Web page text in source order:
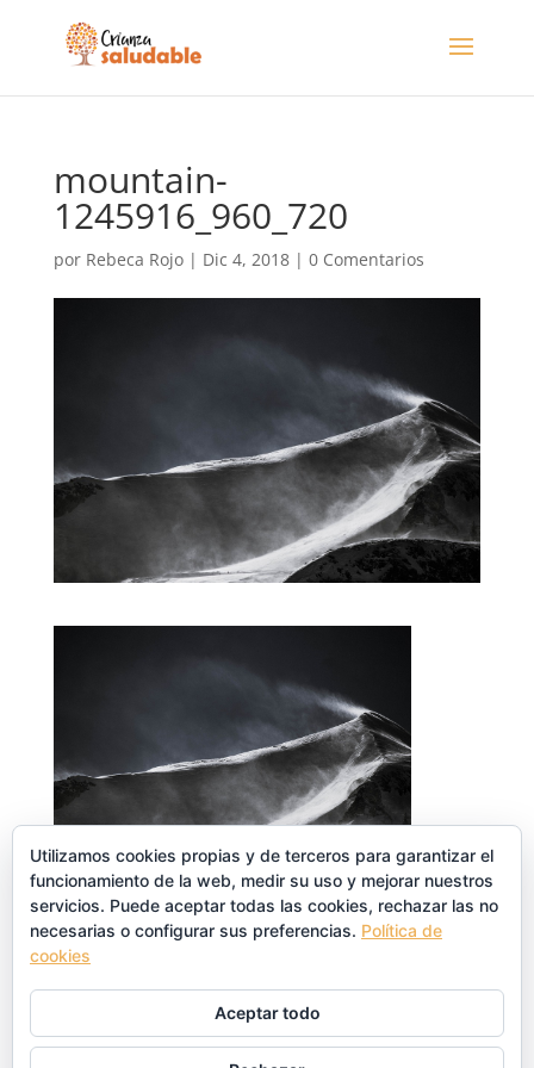
mountain-
1245916_960_720
por Rebeca Rojo| Dic 4, 2018| 0 Comentarios
Enviar comentario
Lo siento, debes estarconectadopara publicar un
comentario.
Utilizamos cookies propias y de terceros para garantizar el
funcionamiento de la web, medir su uso y mejorar nuestros
servicios. Puede aceptar todas las cookies, rechazar las no
necesarias o configurar sus preferencias. Política de
cookies
Aceptar todo